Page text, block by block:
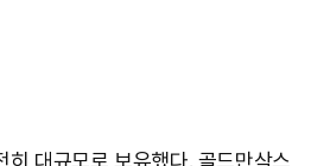
히 대규모로 보유했다. 골드만삭스